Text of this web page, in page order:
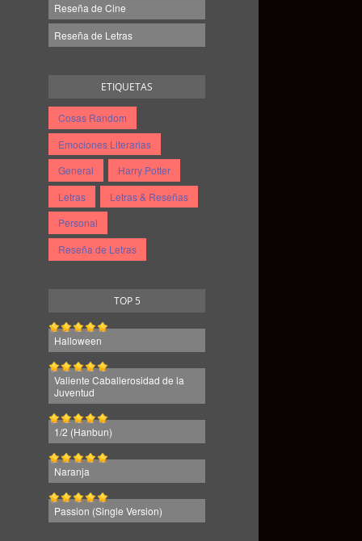
Reseña de Cine
Reseña de Letras
ETIQUETAS
Cosas Random
Emociones Literarias
General
Harry Potter
Letras
Letras & Reseñas
Personal
Reseña de Letras
TOP 5
Halloween
Valiente Caballerosidad de la
Juventud
1/2 (Hanbun)
Naranja
Passion (Single Version)